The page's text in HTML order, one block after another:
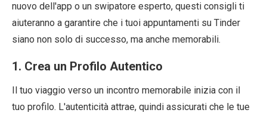
nuovo dell'app o un swipatore esperto, questi consigli ti
aiuteranno a garantire che i tuoi appuntamenti su Tinder
siano non solo di successo, ma anche memorabili.
1. Crea un Profilo Autentico
Il tuo viaggio verso un incontro memorabile inizia con il
tuo profilo. L'autenticità attrae, quindi assicurati che le tue